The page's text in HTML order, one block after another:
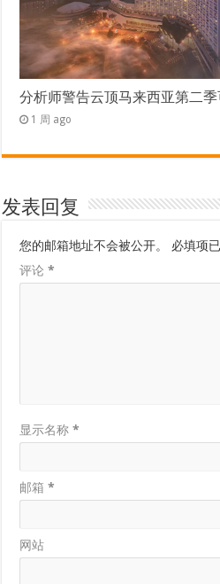
分析师警告云顶马来西亚第二
1 周 ago
发表回复
您的邮箱地址不会被公开。 必填项
评论*
显示名称*
邮箱*
网站